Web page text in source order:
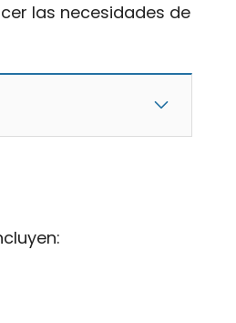
las necesidades de